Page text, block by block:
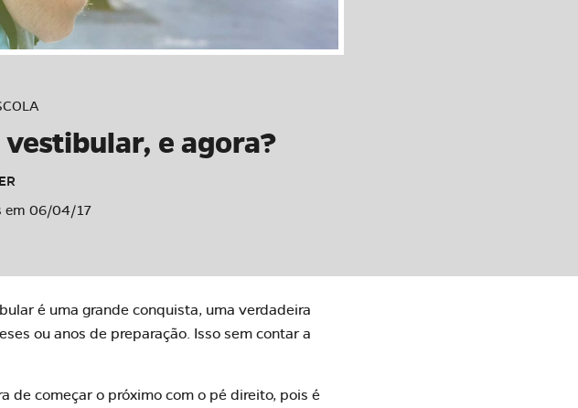
e agora?
em 06/04/17
é uma grande conquista, uma verdadeira
ou anos de preparação. Isso sem contar a
de começar o próximo com o pé direito, pois é